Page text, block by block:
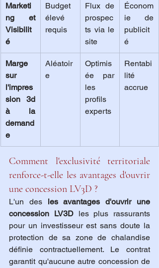
Marketi
ng et
Visibilit
é
Budget
élevé
requis
Flux de
prospec
ts via le
site
Économ
ie de
publicit
é
Marge
sur
l'impres
sion 3d
à la
demand
e
Aléatoir
e
Optimis
ée par
les
profils
experts
Rentabi
lité
accrue
Comment l'exclusivité territoriale
renforce-t-elle les avantages d'ouvrir
une concession LV3D ?
L'un des les avantages d'ouvrir une
concession LV3D les plus rassurants
pour un investisseur est sans doute la
protection de sa zone de chalandise
définie contractuellement. Le contrat
garantit qu'aucune autre concession de